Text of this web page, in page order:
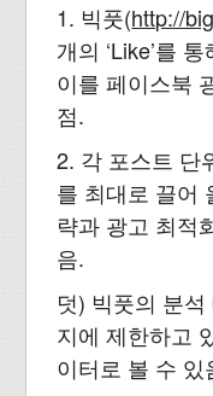
1. 빅풋(http://
개의 ‘Like’를
이를 페이스북
점.
2. 각 포스트 단
를 최대로 끌어
략과 광고 최적
음.
덧) 빅풋의 분
지에 제한하고
이터로 볼 수 있